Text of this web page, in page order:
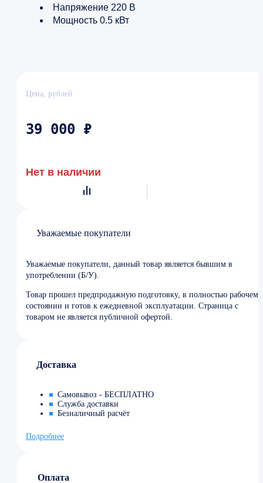
Напряжение 220 В
Мощность 0.5 кВт
Цена, рублей
39 000 ₽
Нет в наличии
Уважаемые покупатели
Уважаемые покупатели, данный товар является бывшим в
употреблении (Б/У).
Товар прошел предпродажную подготовку, в полностью рабочем
состоянии и готов к ежедневной эксплуатации. Страница с
товаром не является публичной офертой.
Доставка
Самовывоз - БЕСПЛАТНО
Служба доставки
Безналичный расчёт
Подробнее
Оплата